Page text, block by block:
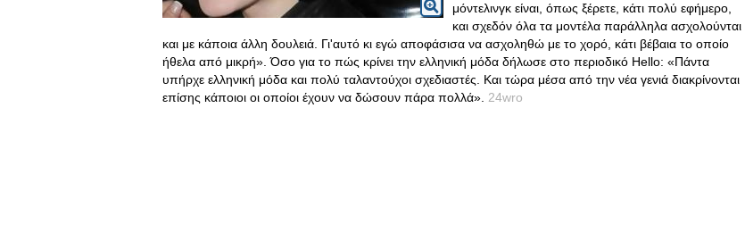
μόντελινγκ είναι, όπως ξέρετε, κάτι πολύ εφήμερο,
και σχεδόν όλα τα μοντέλα παράλληλα ασχολούνται
και με κάποια άλλη δουλειά. Γι'αυτό κι εγώ αποφάσισα να ασχοληθώ με το χορό, κάτι βέβαια το οποίο
ήθελα από μικρή». Όσο για το πώς κρίνει την ελληνική μόδα δήλωσε στο περιοδικό Hello: «Πάντα
υπήρχε ελληνική μόδα και πολύ ταλαντούχοι σχεδιαστές. Και τώρα μέσα από την νέα γενιά διακρίνονται
επίσης κάποιοι οι οποίοι έχουν να δώσουν πάρα πολλά». 24wro